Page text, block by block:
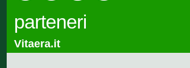
parteneri
Vitaera.it